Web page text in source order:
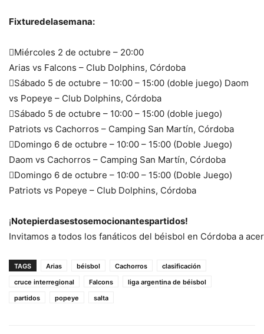
Fixturedelasemana:
Miércoles 2 de octubre – 20:00
Arias vs Falcons – Club Dolphins, Córdoba
Sábado 5 de octubre – 10:00 – 15:00 (doble juego) Daom
vs Popeye – Club Dolphins, Córdoba
Sábado 5 de octubre – 10:00 – 15:00 (doble juego)
Patriots vs Cachorros – Camping San Martín, Córdoba
Domingo 6 de octubre – 10:00 – 15:00 (Doble Juego)
Daom vs Cachorros – Camping San Martín, Córdoba
Domingo 6 de octubre – 10:00 – 15:00 (Doble Juego)
Patriots vs Popeye – Club Dolphins, Córdoba
¡Notepierdasestosemocionantespartidos!
Invitamos a todos los fanáticos del béisbol en Córdoba a
TAGS Arias béisbol Cachorros
clasificación
cruce interregional
Falcons
liga argentina de béisbol
partidos
popeye salta